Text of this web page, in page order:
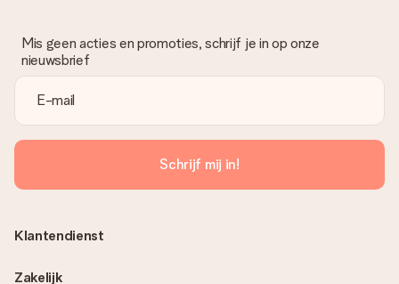
Mis geen acties en promoties, schrijf je in op onze
nieuwsbrief
Schrijf mij in!
Klantendienst
Zakelijk